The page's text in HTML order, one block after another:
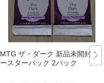
MTG ザ・ダーク 新品未開封 ブ
ースターパック 2パック